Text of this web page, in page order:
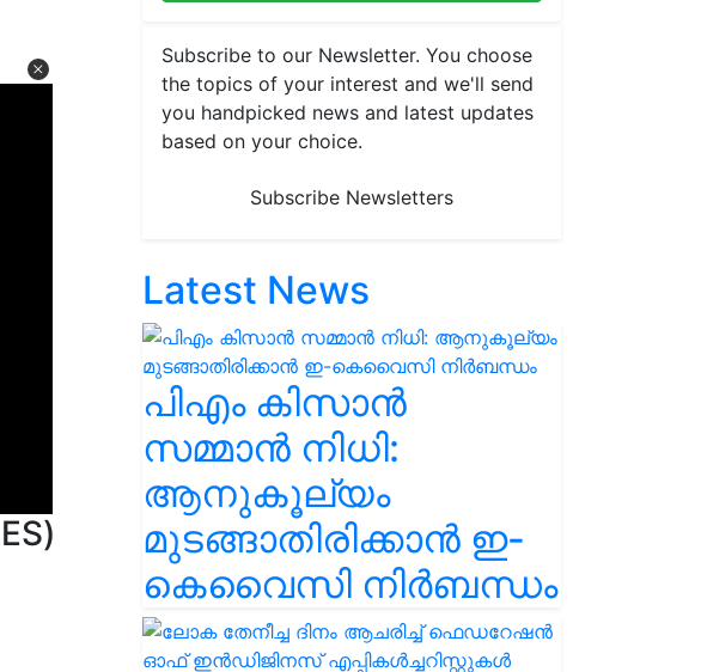
Subscribe to our Newsletter. You choose
the topics of your interest and we'll send
you handpicked news and latest updates
based on your choice.
Subscribe Newsletters
Latest News
പിഎം കിസാൻ
സമ്മാൻ നിധി:
ആനുകൂല്യം
മുടങ്ങാതിരിക്കാൻ ഇ-
കെവൈസി നിർബന്ധം